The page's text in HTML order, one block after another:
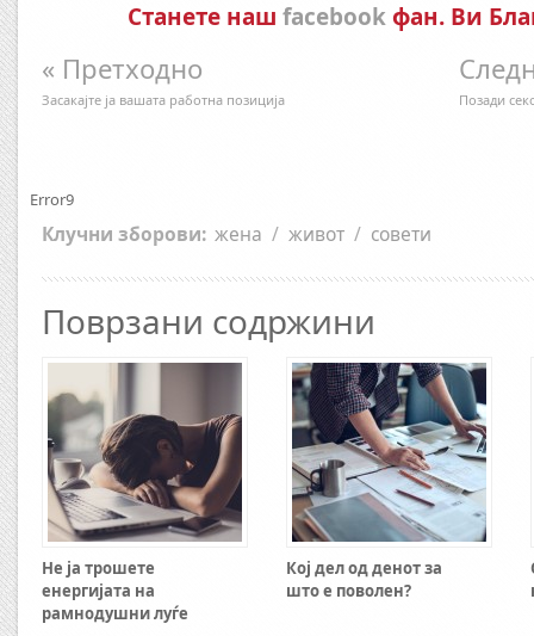
Станете наш facebookфан. Ви
« Претходно
Засакајте ја вашата работна позиција Позади
Error9
Клучни зборови: жена / живот / совети
Поврзани содржини
Не ја трошете
енергијата на
рамнодушни луѓе
Кој дел од денот за
што е поволен?